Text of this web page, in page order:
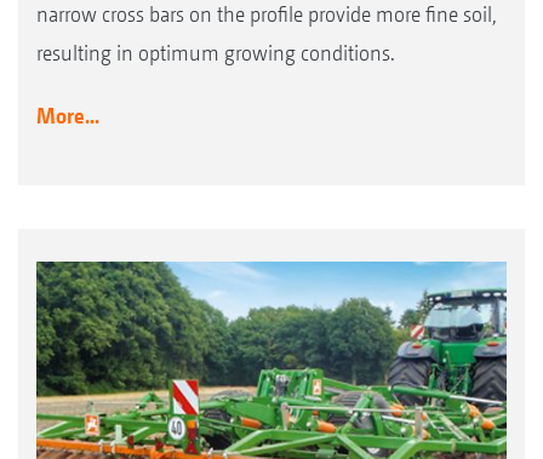
narrow cross bars on the profile provide more fine soil,
resulting in optimum growing conditions.
More...